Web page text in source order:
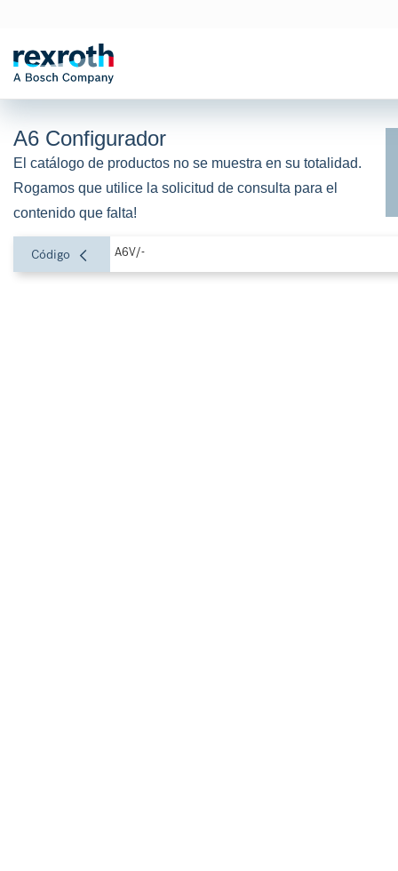
A6 Configurador
El catálogo de productos no se muestra en su totalidad.
Rogamos que utilice la solicitud de consulta para el
contenido que falta!
Código A6V/-